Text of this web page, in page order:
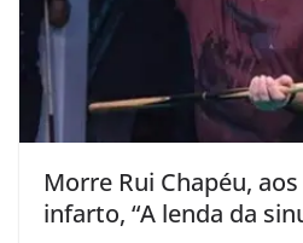
Morre Rui Chapéu,
infarto, “A lenda da